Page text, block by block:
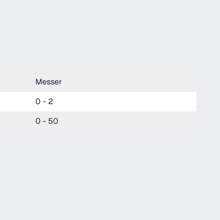
Messer
0 - 2
0 - 50